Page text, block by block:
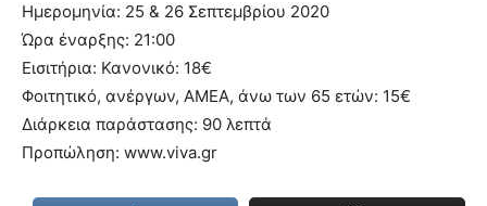
Ημερομηνία: 25 & 26 Σεπτεμβρίου 2020
Ώρα έναρξης: 21:00
Εισιτήρια: Κανονικό: 18€
Φοιτητικό, ανέργων, ΑΜΕΑ, άνω των 65 ετών: 15€
Διάρκεια παράστασης: 90 λεπτά
Προπώληση: www.viva.gr